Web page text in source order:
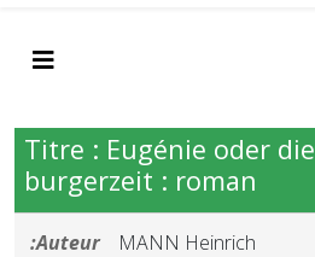
Titre : Eugénie oder die
burgerzeit : roman
Auteur:
MANN Heinrich